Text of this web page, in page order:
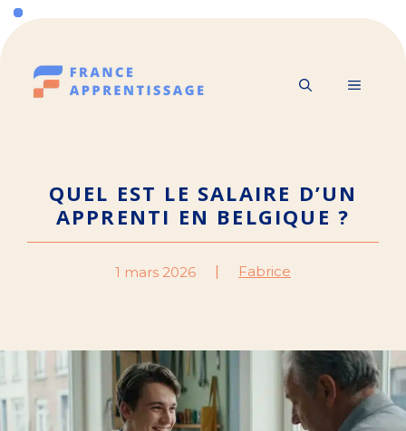
Aller
au
contenu
MENU
QUEL EST LE SALAIRE D’UN
APPRENTI EN BELGIQUE ?
1 mars 2026 Fabrice